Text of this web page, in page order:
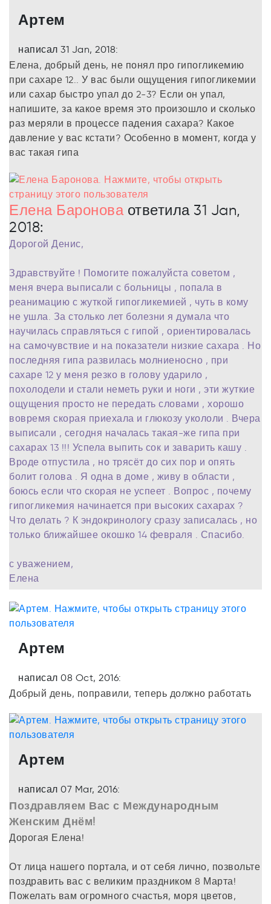
Артем
написал 31 Jan, 2018:
Елена, добрый день, не понял про гипогликемию
при сахаре 12.. У вас были ощущения гипогликемии
или сахар быстро упал до 2-3? Если он упал,
напишите, за какое время это произошло и сколько
раз меряли в процессе падения сахара? Какое
давление у вас кстати? Особенно в момент, когда у
вас такая гипа
Елена Бароноваответила 31 Jan,
2018:
Дорогой Денис,
Здравствуйте ! Помогите пожалуйста советом ,
меня вчера выписали с больницы , попала в
реанимацию с жуткой гипогликемией , чуть в кому
не ушла. За столько лет болезни я думала что
научилась справляться с гипой , ориентировалась
на самочувствие и на показатели низкие сахара . Но
последняя гипа развилась молниеносно , при
сахаре 12 у меня резко в голову ударило ,
похолодели и стали неметь руки и ноги , эти жуткие
ощущения просто не передать словами , хорошо
вовремя скорая приехала и глюкозу укололи . Вчера
выписали , сегодня началась такая-же гипа при
сахарах 13 !!! Успела выпить сок и заварить кашу .
Вроде отпустила , но трясёт до сих пор и опять
болит голова . Я одна в доме , живу в области ,
боюсь если что скорая не успеет . Вопрос , почему
гипогликемия начинается при высоких сахарах ?
Что делать ? К эндокринологу сразу записалась , но
только ближайшее окошко 14 февраля . Спасибо.
с уважением,
Елена
Артем
написал 08 Oct, 2016:
Добрый день, поправили, теперь должно работать
Артем
написал 07 Mar, 2016:
Поздравляем Вас с Международным
Женским Днём!
Дорогая Елена!
От лица нашего портала, и от себя лично, позвольте
поздравить вас с великим праздником 8 Марта!
Пожелать вам огромного счастья, моря цветов,